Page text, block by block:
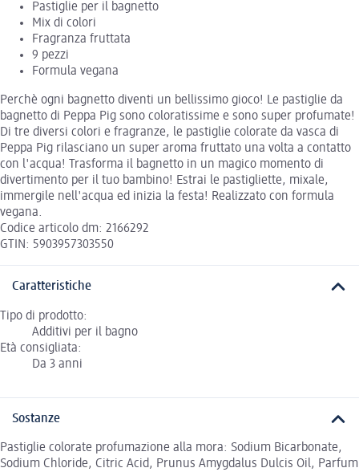
Pastiglie per il bagnetto
Mix di colori
Fragranza fruttata
9 pezzi
Formula vegana
Perchè ogni bagnetto diventi un bellissimo gioco! Le pastiglie da
bagnetto di Peppa Pig sono coloratissime e sono super profumate!
Di tre diversi colori e fragranze, le pastiglie colorate da vasca di
Peppa Pig rilasciano un super aroma fruttato una volta a contatto
con l'acqua! Trasforma il bagnetto in un magico momento di
divertimento per il tuo bambino! Estrai le pastigliette, mixale,
immergile nell'acqua ed inizia la festa! Realizzato con formula
vegana.
Codice articolo dm: 2166292
GTIN: 5903957303550
Caratteristiche
Tipo di prodotto:
Additivi per il bagno
Età consigliata:
Da 3 anni
Sostanze
Pastiglie colorate profumazione alla mora: Sodium Bicarbonate,
Sodium Chloride, Citric Acid, Prunus Amygdalus Dulcis Oil, Parfum